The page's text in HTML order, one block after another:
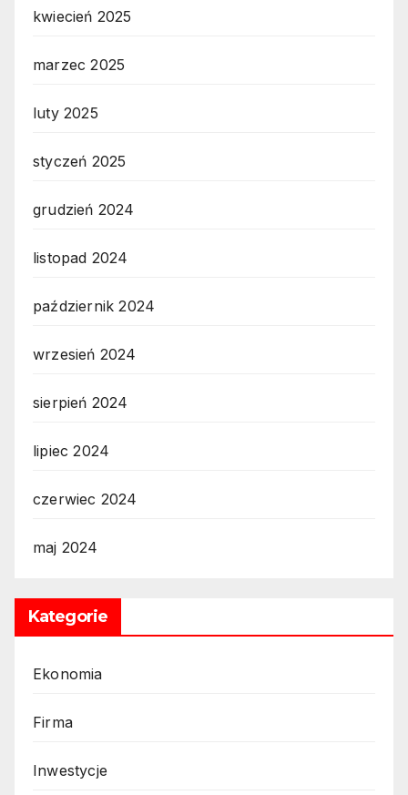
kwiecień 2025
marzec 2025
luty 2025
styczeń 2025
grudzień 2024
listopad 2024
październik 2024
wrzesień 2024
sierpień 2024
lipiec 2024
czerwiec 2024
maj 2024
Kategorie
Ekonomia
Firma
Inwestycje